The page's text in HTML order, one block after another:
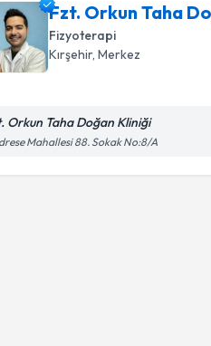
Fzt. Orkun Taha
Fizyoterapi
Kırşehir, Merkez
Orkun Taha Doğan Kliniği
Mahallesi 88. Sokak No:8/A